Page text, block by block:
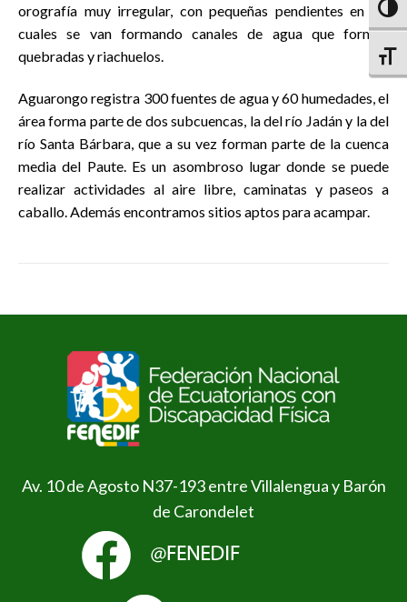
orografía muy irregular, con pequeñas pendientes en las
cuales se van formando canales de agua que forman
quebradas y riachuelos.
Aguarongo registra 300 fuentes de agua y 60 humedades, el
área forma parte de dos subcuencas, la del río Jadán y la del
río Santa Bárbara, que a su vez forman parte de la cuenca
media del Paute. Es un asombroso lugar donde se puede
realizar actividades al aire libre, caminatas y paseos a
caballo. Además encontramos sitios aptos para acampar.
Av. 10 de Agosto N37-193 entre Villalengua y Barón
de Carondelet